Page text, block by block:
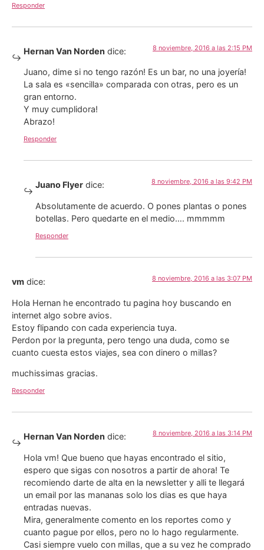
Responder
Hernan Van Norden dice: 8 noviembre, 2016 a las 2:15 PM
Juano, dime si no tengo razón! Es un bar, no una joyería!
La sala es «sencilla» comparada con otras, pero es un
gran entorno.
Y muy cumplidora!
Abrazo!
Responder
Juano Flyer dice: 8 noviembre, 2016 a las 9:42 PM
Absolutamente de acuerdo. O pones plantas o pones
botellas. Pero quedarte en el medio…. mmmmm
Responder
vm dice: 8 noviembre, 2016 a las 3:07 PM
Hola Hernan he encontrado tu pagina hoy buscando en
internet algo sobre avios.
Estoy flipando con cada experiencia tuya.
Perdon por la pregunta, pero tengo una duda, como se
cuanto cuesta estos viajes, sea con dinero o millas?
muchissimas gracias.
Responder
Hernan Van Norden dice: 8 noviembre, 2016 a las 3:14 PM
Hola vm! Que bueno que hayas encontrado el sitio,
espero que sigas con nosotros a partir de ahora! Te
recomiendo darte de alta en la newsletter y alli te llegará
un email por las mananas solo los dias es que haya
entradas nuevas.
Mira, generalmente comento en los reportes como y
cuanto pague por ellos, pero no lo hago regularmente.
Casi siempre vuelo con millas, que a su vez he comprado